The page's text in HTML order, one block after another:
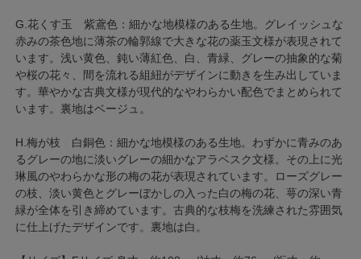
G.花くす玉 紫鳶色：細かな地模様のある生地。グレイッシュな
赤みの茶色地に薄茶の輪郭線で大きな花の薬玉文様が表現されて
います。浅い黄色、鈍い薄紅色、白、青緑、グレーの抽象的な菊
や桜の花々、間を流れる組紐がデザインに動きを生み出していま
す。華やかな古典文様が現代的なやわらかい配色でまとめられて
います。裏地はベージュ。
H.梅が枝 白銅色：細かな地模様のある生地。わずかに青みのあ
るグレーの地に淡いグレーの細かなアラベスク文様。その上に光
琳風のやわらかな形の梅の花が表現されています。ローズグレー
の枝、淡い黄色とグレーぼかしの入った白の梅の花、萼の深い青
緑が全体を引き締めています。古典的な枝梅を洗練された雰囲気
に仕上げたデザインです。裏地は白。